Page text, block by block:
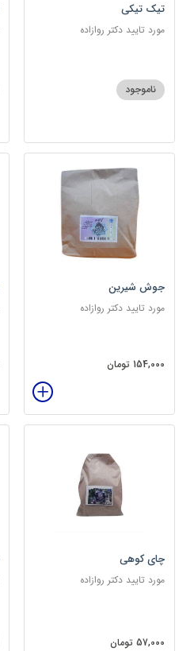
تیک تیکی
مورد تایید دکتر روازاده
ناموجود
جوش شیرین
مورد تایید دکتر روازاده
154,000 تومان
چای کوهی
مورد تایید دکتر روازاده
57,000 تومان